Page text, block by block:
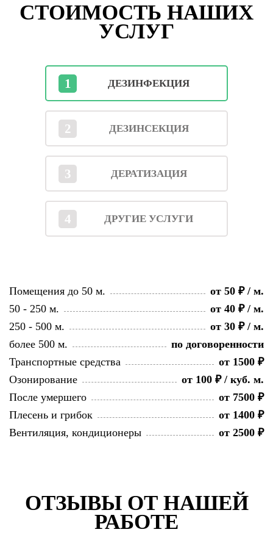
СТОИМОСТЬ НАШИХ
УСЛУГ
1 ДЕЗИНФЕКЦИЯ
2 ДЕЗИНСЕКЦИЯ
3 ДЕРАТИЗАЦИЯ
4 ДРУГИЕ УСЛУГИ
Помещения до 50 м.
от 50 ₽ / м.
50 - 250 м.
от 40 ₽ / м.
250 - 500 м.
от 30 ₽ / м.
более 500 м.
по договоренности
Транспортные средства
от 1500 ₽
Озонирование
от 100 ₽ / куб. м.
После умершего
от 7500 ₽
Плесень и грибок
от 1400 ₽
Вентиляция, кондиционеры
от 2500 ₽
ОТЗЫВЫ ОТ НАШЕЙ
РАБОТЕ